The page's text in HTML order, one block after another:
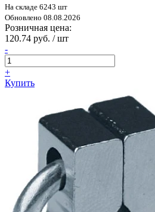
На складе 6243 шт
Обновлено 08.08.2026
Розничная цена:
120.74 руб. / шт
-
+
Купить